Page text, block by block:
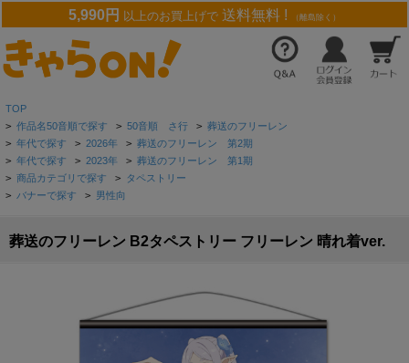
5,990円 以上のお買上げで 送料無料 ! （離島除く）
TOP
> 作品名50音順で探す > 50音順 さ行 > 葬送のフリーレン
> 年代で探す > 2026年 > 葬送のフリーレン 第2期
> 年代で探す > 2023年 > 葬送のフリーレン 第1期
> 商品カテゴリで探す > タペストリー
> バナーで探す > 男性向
葬送のフリーレン B2タペストリー フリーレン 晴れ着ver.